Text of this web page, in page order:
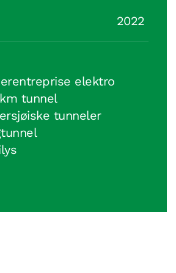
2022
elektro
tunnel
tunneler